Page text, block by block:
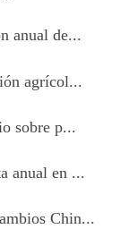
anual de...
agrícol...
sobre p...
anual en ...
Chin...